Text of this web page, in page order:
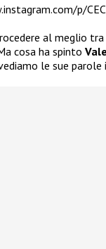
p/
al meglio
cosa ha spinto
le sue parole